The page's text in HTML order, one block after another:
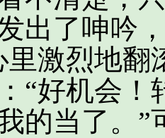
出了呻吟
里激烈地
“好机会
的当了。